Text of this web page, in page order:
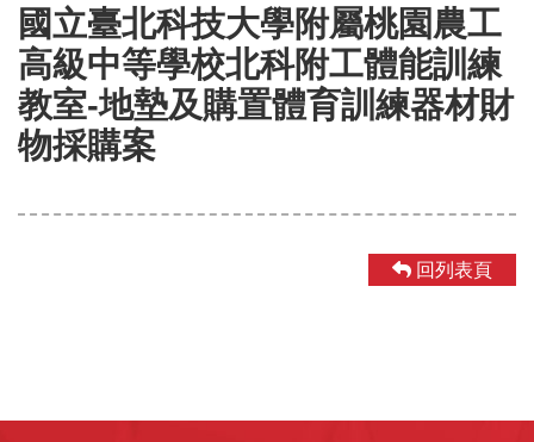
國立臺北科技大學附屬桃園農工
高級中等學校北科附工體能訓練
教室-地墊及購置體育訓練器材財
物採購案
回列表頁